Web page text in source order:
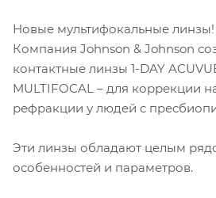
Новые мультифокальные линзы!
Компания Johnson & Johnson
контактные линзы 1-DAY
MULTIFOCAL – для коррекции
рефракции у людей с
Эти линзы обладают целым
особенностей и параметров.